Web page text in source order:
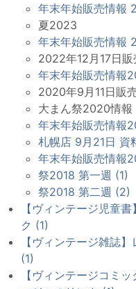
年末年始販売情報
夏2023
年末年始販売情報
2022年12月17日販
年末年始販売情報
2020年9月11日販
大まん祭2020情報
年末年始販売情報
札幌店 9月21日 資
年末年始販売情報
祭2018 第一週 (1)
祭2018 第二週 (2)
【ヴィンテージ児童
ク (1)
【ヴィンテージ雑誌
(1)
【ヴィンテージコミ